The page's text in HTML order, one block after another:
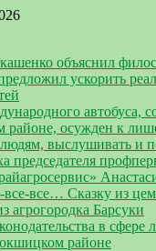
объяснил
ускорить
районе, осужден к
выслушивать и
председателя
все… Сказку из
агрогородка Барсуки
в сфере
районе